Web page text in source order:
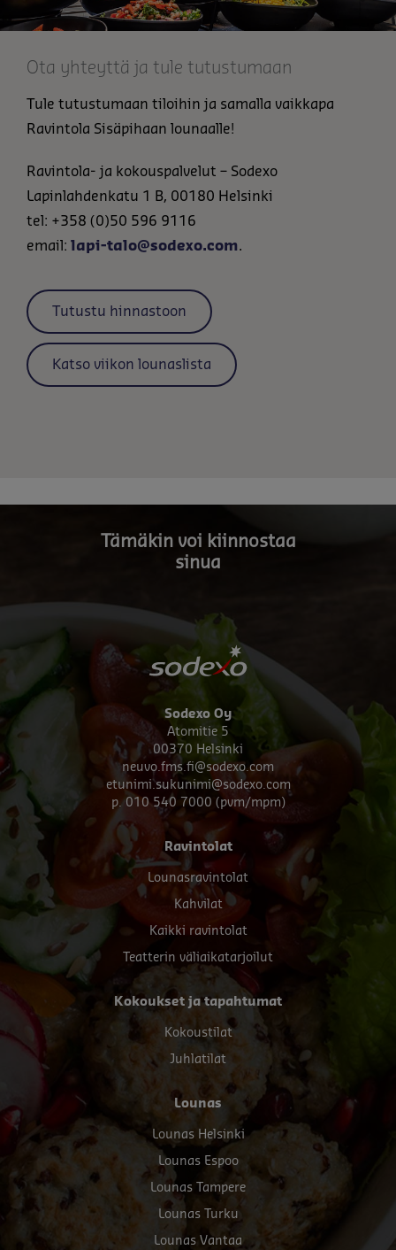
Ota yhteyttä ja tule tutustumaan
Tule tutustumaan tiloihin ja samalla vaikkapa
Ravintola Sisäpihaan lounaalle!
Ravintola- ja kokouspalvelut – Sodexo
Lapinlahdenkatu 1 B, 00180 Helsinki
tel: +358 (0)50 596 9116
email: lapi-talo@sodexo.com.
Tutustu hinnastoon
Katso viikon lounaslista
Tämäkin voi kiinnostaa
sinua
Sodexo Oy
Atomitie 5
00370 Helsinki
neuvo.fms.fi@sodexo.com
etunimi.sukunimi@sodexo.com
p. 010 540 7000 (pvm/mpm)
Footer
menu
Ravintolat
Lounasravintolat
Kahvilat
Kaikki ravintolat
Teatterin väliaikatarjoilut
Kokoukset ja tapahtumat
Kokoustilat
Juhlatilat
Lounas
Lounas Helsinki
Lounas Espoo
Lounas Tampere
Lounas Turku
Lounas Vantaa